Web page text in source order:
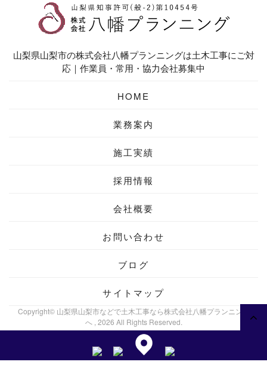
山梨県山梨市の株式会社八幡プランニングは土木工事にご対
応｜作業員・常用・協力会社募集中
HOME
業務案内
施工実績
採用情報
会社概要
お問い合わせ
ブログ
サイトマップ
Copyright© 山梨県山梨市などで土木工事なら株式会社八幡プランニング
へ , 2026 All Rights Reserved.